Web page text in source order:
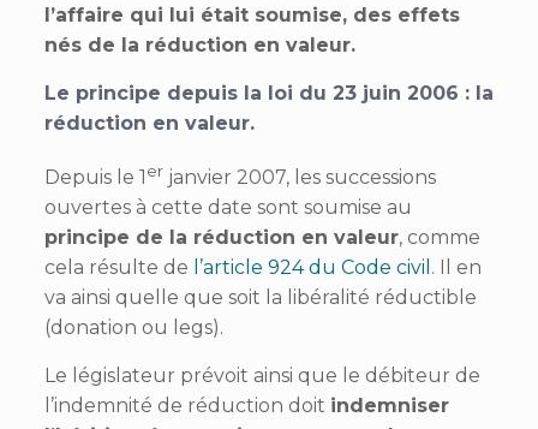
l’affaire qui lui était soumise, des effets
nés de la réduction en valeur.
Le principe depuis la loi du 23 juin 2006 : la
réduction en valeur.
Depuis le 1erjanvier 2007, les successions
ouvertes à cette date sont soumise au
principe de la réduction en valeur, comme
cela résulte de l’article 924 du Code civil . Il en
va ainsi quelle que soit la libéralité réductible
(donation ou legs).
Le législateur prévoit ainsi que le débiteur de
l’indemnité de réduction doit indemniser